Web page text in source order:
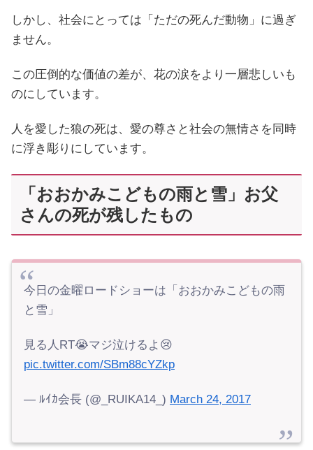
しかし、社会にとっては「ただの死んだ動物」に過ぎ
ません。
この圧倒的な価値の差が、花の涙をより一層悲しいも
のにしています。
人を愛した狼の死は、愛の尊さと社会の無情さを同時
に浮き彫りにしています。
「おおかみこどもの雨と雪」お父
さんの死が残したもの
今日の金曜ロードショーは「おおかみこどもの雨
と雪」
見る人RT😭マジ泣けるよ😢
pic.twitter.com/SBm88cYZkp
— ﾙｲｶ会長 (@_RUIKA14_) March 24, 2017